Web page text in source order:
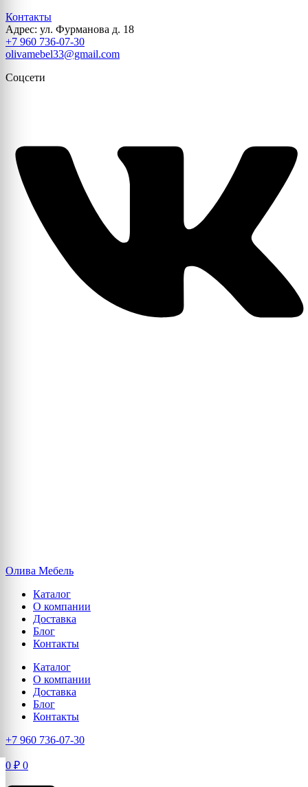
Контакты
Адрес: ул. Фурманова д. 18
+7 960 736-07-30
olivamebel33@gmail.com
Соцсети
Олива Мебель
Каталог
О компании
Доставка
Блог
Контакты
Каталог
О компании
Доставка
Блог
Контакты
+7 960 736-07-30
0 ₽ 0